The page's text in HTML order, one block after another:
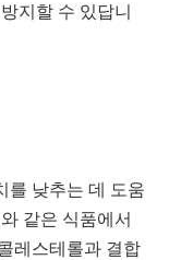
지할 수 있답니
를 낮추는 데 도움
같은 식품에서
레스테롤과 결합